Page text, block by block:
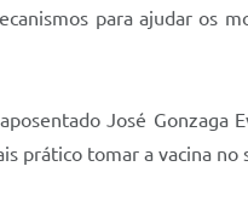
para ajudar os
José Gonzaga
prático tomar a vacina